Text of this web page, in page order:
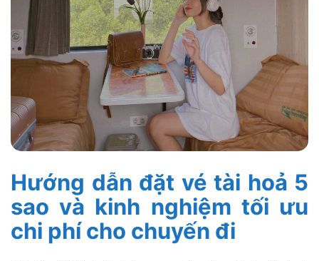
Hướng dẫn đặt vé tài hoả 5
sao và kinh nghiệm tối ưu
chi phí cho chuyến đi